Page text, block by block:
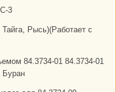
3
Рысь)(Работает с
84.3734-01 84.3734-01
Буран